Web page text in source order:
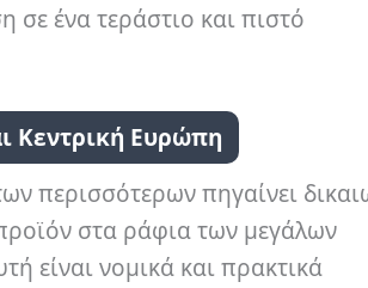
σε ένα τεράστιο και πιστό
Κεντρική Ευρώπη
περισσότερων πηγαίνει
στα ράφια των μεγάλων
είναι νομικά και πρακτικά